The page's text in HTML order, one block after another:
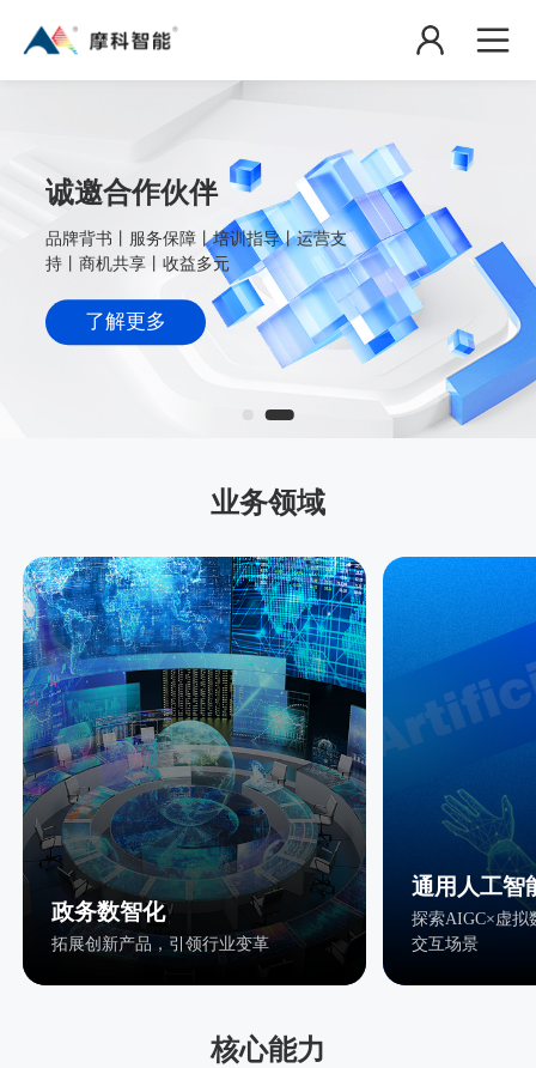
诚邀合作伙伴
品牌背书丨服务保障丨培训指导丨运营支
持丨商机共享丨收益多元
了解更多
业务领域
政务数智化
拓展创新产品，引领行业变革
通用人工智
探索AIGC×虚拟
交互场景
核心能力